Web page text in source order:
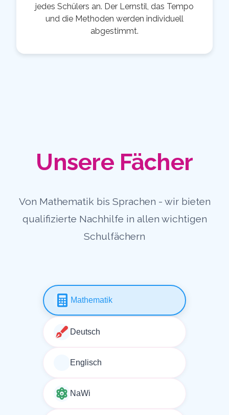
jedes Schülers an. Der Lernstil, das Tempo
und die Methoden werden individuell
abgestimmt.
Unsere Fächer
Von Mathematik bis Sprachen - wir bieten
qualifizierte Nachhilfe in allen wichtigen
Schulfächern
Mathematik
Deutsch
Englisch
NaWi